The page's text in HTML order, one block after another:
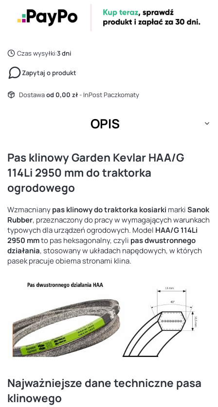
Czas wysyłki:3 dni
Zapytaj o produkt
Dostawaod 0,00 zł- InPost Paczkomaty
OPIS
Pas klinowy Garden Kevlar HAA/G
114Li 2950 mm do traktorka
ogrodowego
Wzmacnianypas klinowy do traktorka kosiarki markiSanok
Rubber, przeznaczony do pracy w wymagających warunkach
typowych dla urządzeń ogrodowych. Model HAA/G 114Li
2950 mmto pas heksagonalny, czyli pas dwustronnego
działania, stosowany w układach napędowych, w których
pasek pracuje obiema stronami klina.
Najważniejsze dane techniczne pasa
klinowego